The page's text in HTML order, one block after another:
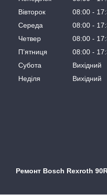
Вівторок
08:00
Середа
08:00
Четвер
08:00
Пʼятниця
08:00
Субота
Вихідний
Неділя
Вихідний
Ремонт Bosch Rexroth